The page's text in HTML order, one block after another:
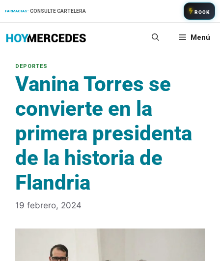
FARMACIAS: CONSULTE CARTELERA ROCK
Menú
Vanina Torres se
convierte en la
primera presidenta
de la historia de
Flandria
19 febrero, 2024